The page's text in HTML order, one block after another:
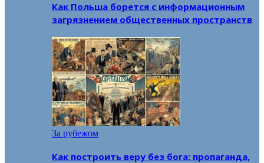
Как Польша борется с информационным
загрязнением общественных пространств
За рубежом
Как построить веру без бога: пропаганда,